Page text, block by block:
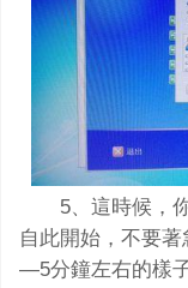
5、這時候，
自此開始，不要
—5分鐘左右的樣